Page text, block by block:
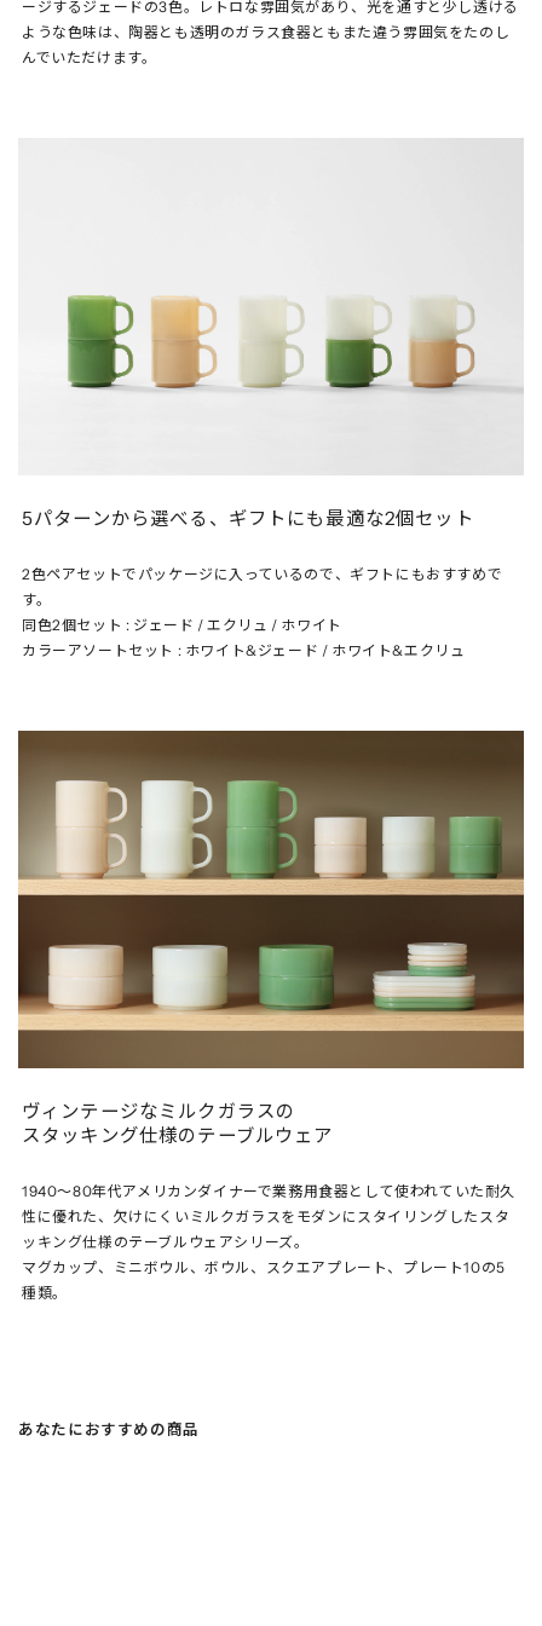
ージするジェードの3色。レトロな雰囲気があり、光を通すと少し透ける
ような色味は、陶器とも透明のガラス食器ともまた違う雰囲気をたのし
んでいただけます。
5パターンから選べる、ギフトにも最適な2個セット
2色ペアセットでパッケージに入っているので、ギフトにもおすすめで
す。
同色2個セット : ジェード / エクリュ / ホワイト
カラーアソートセット : ホワイト&ジェード / ホワイト&エクリュ
ヴィンテージなミルクガラスの
スタッキング仕様のテーブルウェア
1940～80年代アメリカンダイナーで業務用食器として使われていた耐久
性に優れた、欠けにくいミルクガラスをモダンにスタイリングしたスタ
ッキング仕様のテーブルウェアシリーズ。
マグカップ、ミニボウル、ボウル、スクエアプレート、プレート10の5
種類。
あなたにおすすめの商品